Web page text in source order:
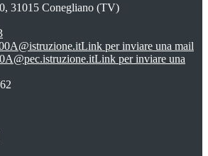
31015 Conegliano (TV)
Link per inviare una mail
Link per inviare una